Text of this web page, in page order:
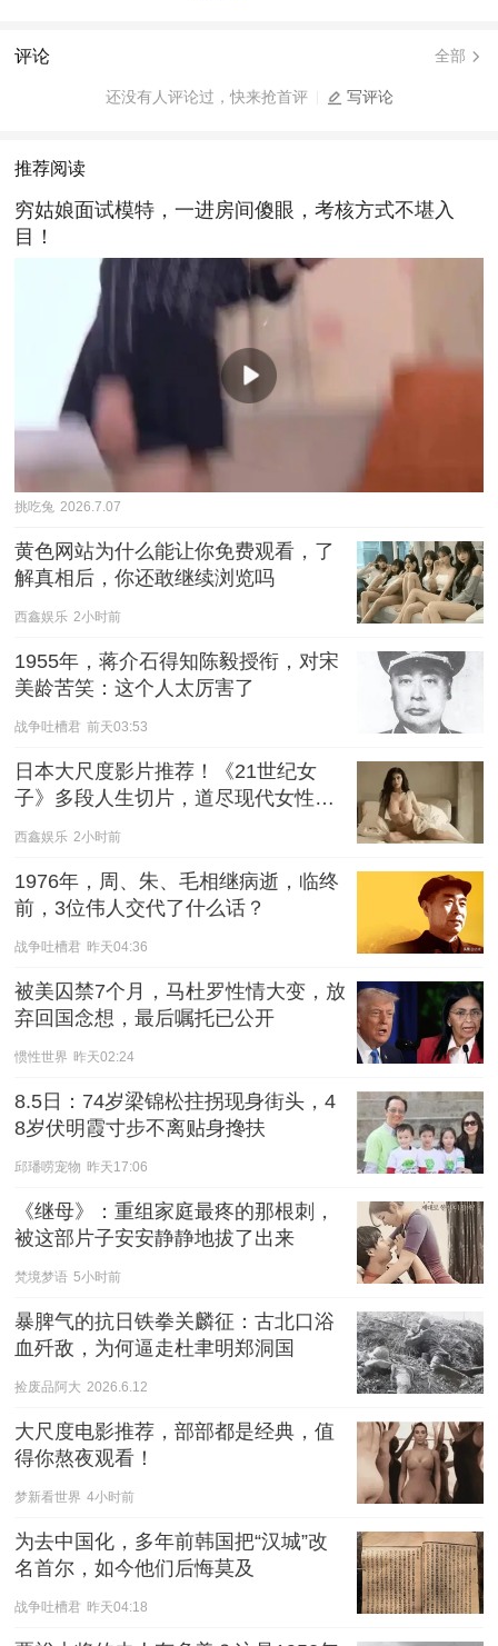
评论 全部
还没有人评论过，快来抢首评 写评论
推荐阅读
穷姑娘面试模特，一进房间傻眼，考核方式不堪入
目！
挑吃兔 2026.7.07
黄色网站为什么能让你免费观看，了
解真相后，你还敢继续浏览吗
西鑫娱乐 2小时前
1955年，蒋介石得知陈毅授衔，对宋
美龄苦笑：这个人太厉害了
战争吐槽君 前天03:53
日本大尺度影片推荐！《21世纪女
子》多段人生切片，道尽现代女性的
爱与慌
西鑫娱乐 2小时前
1976年，周、朱、毛相继病逝，临终
前，3位伟人交代了什么话？
战争吐槽君 昨天04:36
被美囚禁7个月，马杜罗性情大变，放
弃回国念想，最后嘱托已公开
惯性世界 昨天02:24
8.5日：74岁梁锦松拄拐现身街头，4
8岁伏明霞寸步不离贴身搀扶
邱璠唠宠物 昨天17:06
《继母》：重组家庭最疼的那根刺，
被这部片子安安静静地拔了出来
梵境梦语 5小时前
暴脾气的抗日铁拳关麟征：古北口浴
血歼敌，为何逼走杜聿明郑洞国
捡废品阿大 2026.6.12
大尺度电影推荐，部部都是经典，值
得你熬夜观看！
梦新看世界 4小时前
为去中国化，多年前韩国把“汉城”改
名首尔，如今他们后悔莫及
战争吐槽君 昨天04:18